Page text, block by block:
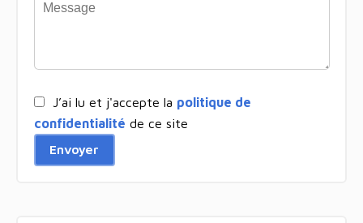
J’ai lu et j'accepte la politique de
confidentialité de ce site
Envoyer